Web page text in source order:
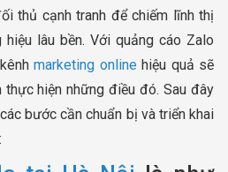
thủ cạnh tranh để chiếm lĩnh thị
lâu bền. Với quảng cáo Zalo
marketing online hiệu quả sẽ
hiện những điều đó. Sau đây
bước cần chuẩn bị và triển khai